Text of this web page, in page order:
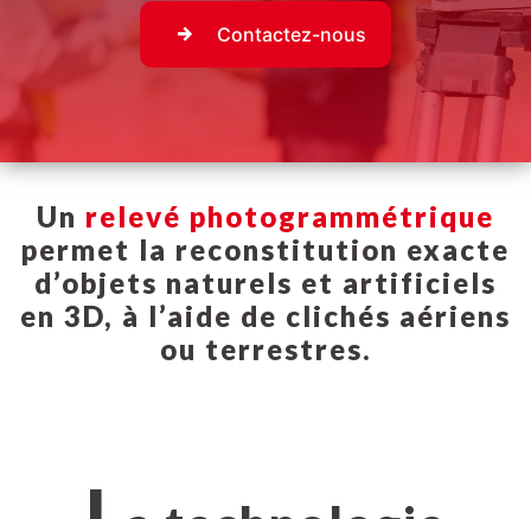
Contactez-nous
Un relevé photogrammétrique
permet la reconstitution exacte
d’objets naturels et artificiels
en 3D, à l’aide de clichés aériens
ou terrestres.